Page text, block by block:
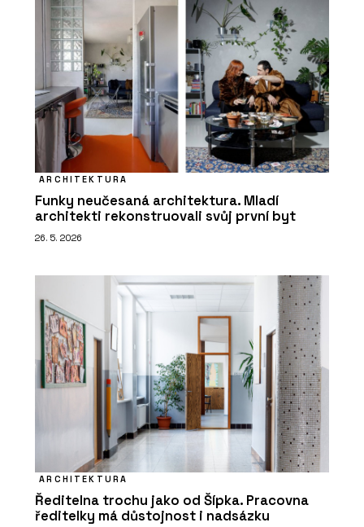
ARCHITEKTURA
Funky neučesaná architektura. Mladí
architekti rekonstruovali svůj první byt
26. 5. 2026
ARCHITEKTURA
Ředitelna trochu jako od Šípka. Pracovna
ředitelky má důstojnost i nadsázku